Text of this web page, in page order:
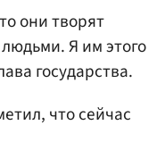
они творят
Я им этого
государства.
что сейчас